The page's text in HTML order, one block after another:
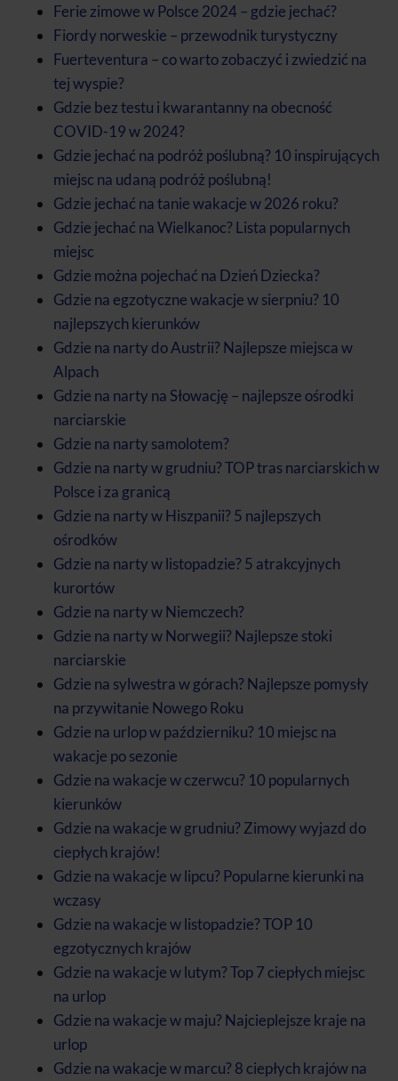
Ferie zimowe w Polsce 2024 – gdzie jechać?
Fiordy norweskie – przewodnik turystyczny
Fuerteventura – co warto zobaczyć i zwiedzić na
tej wyspie?
Gdzie bez testu i kwarantanny na obecność
COVID-19 w 2024?
Gdzie jechać na podróż poślubną? 10 inspirujących
miejsc na udaną podróż poślubną!
Gdzie jechać na tanie wakacje w 2026 roku?
Gdzie jechać na Wielkanoc? Lista popularnych
miejsc
Gdzie można pojechać na Dzień Dziecka?
Gdzie na egzotyczne wakacje w sierpniu? 10
najlepszych kierunków
Gdzie na narty do Austrii? Najlepsze miejsca w
Alpach
Gdzie na narty na Słowację – najlepsze ośrodki
narciarskie
Gdzie na narty samolotem?
Gdzie na narty w grudniu? TOP tras narciarskich w
Polsce i za granicą
Gdzie na narty w Hiszpanii? 5 najlepszych
ośrodków
Gdzie na narty w listopadzie? 5 atrakcyjnych
kurortów
Gdzie na narty w Niemczech?
Gdzie na narty w Norwegii? Najlepsze stoki
narciarskie
Gdzie na sylwestra w górach? Najlepsze pomysły
na przywitanie Nowego Roku
Gdzie na urlop w październiku? 10 miejsc na
wakacje po sezonie
Gdzie na wakacje w czerwcu? 10 popularnych
kierunków
Gdzie na wakacje w grudniu? Zimowy wyjazd do
ciepłych krajów!
Gdzie na wakacje w lipcu? Popularne kierunki na
wczasy
Gdzie na wakacje w listopadzie? TOP 10
egzotycznych krajów
Gdzie na wakacje w lutym? Top 7 ciepłych miejsc
na urlop
Gdzie na wakacje w maju? Najcieplejsze kraje na
urlop
Gdzie na wakacje w marcu? 8 ciepłych krajów na